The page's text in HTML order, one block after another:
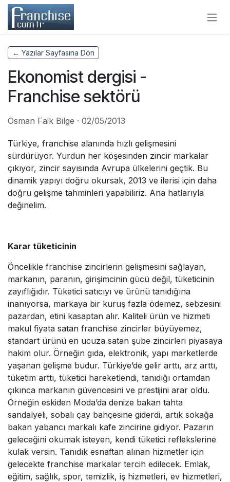
Skip to Content
← Yazılar Sayfasına Dön
Ekonomist dergisi -
Franchise sektörü
Osman Faik Bilge · 02/05/2013
Türkiye, franchise alanında hızlı gelişmesini
sürdürüyor. Yurdun her köşesinden zincir markalar
çıkıyor, zincir sayısında Avrupa ülkelerini geçtik. Bu
dinamik yapıyı doğru okursak, 2013 ve ilerisi için daha
doğru gelişme tahminleri yapabiliriz. Ana hatlarıyla
değinelim.
Karar tüketicinin
Öncelikle franchise zincirlerin gelişmesini sağlayan,
markanın, paranın, girişimcinin gücü değil, tüketicinin
zayıflığıdır. Tüketici satıcıyı ve ürünü tanıdığına
inanıyorsa, markaya bir kuruş fazla ödemez, sebzesini
pazardan, etini kasaptan alır. Kaliteli ürün ve hizmeti
makul fiyata satan franchise zincirler büyüyemez,
standart ürünü en ucuza satan şube zincirleri piyasaya
hakim olur. Örneğin gıda, elektronik, yapı marketlerde
yaşanan gelişme budur. Türkiye’de gelir arttı, arz arttı,
tüketim arttı, tüketici hareketlendi, tanıdığı ortamdan
çıkınca markanın güvencesini ve prestijini arar oldu.
Örneğin eskiden Moda’da denize bakan tahta
sandalyeli, sobalı çay bahçesine giderdi, artık sokağa
bakan yabancı markalı kafe zincirine gidiyor. Pazarın
geleceğini okumak isteyen, kendi tüketici reflekslerine
kulak versin. Tanıdık esnaftan alınan hizmetler için
gelecekte franchise markalar tercih edilecek. Emlak,
eğitim, sağlık, spor, temizlik, iş hizmetleri, ev hizmetleri,